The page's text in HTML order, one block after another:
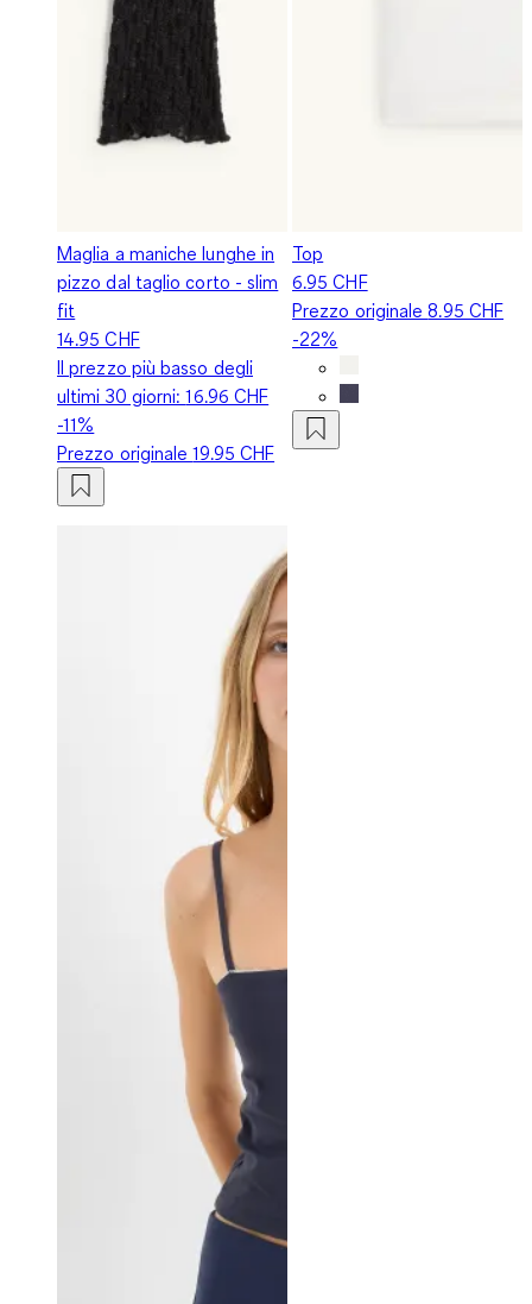
Maglia a maniche lunghe in
pizzo dal taglio corto - slim
fit
14.95 CHF
Il prezzo più basso degli
ultimi 30 giorni:16.96 CHF
-11%
Prezzo originale19.95 CHF
Top
6.95 CHF
Prezzo originale8.95 CHF
-22%